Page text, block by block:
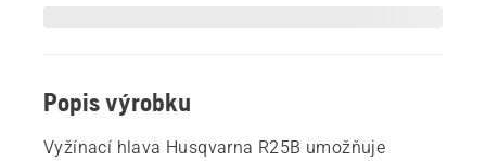
Popis výrobku
Vyžínací hlava Husqvarna R25B umožňuje